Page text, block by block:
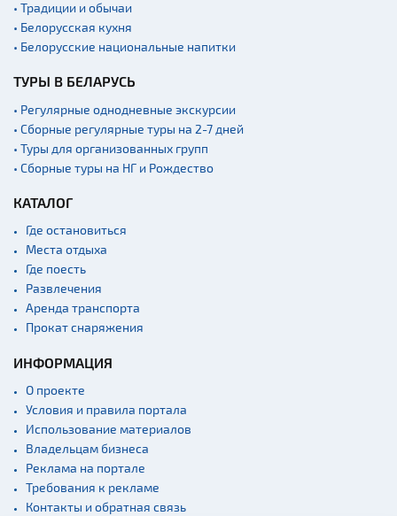
Начало и окончание
экскурсий: г. Минск
Спортивные
вокзалы
Речной транспорт и
причалы
• Традиции и обычаи
• Белорусская кухня
• Белорусские национальные напитки
ТУРЫ В БЕЛАРУСЬ
• Регулярные однодневные экскурсии
• Сборные регулярные туры на 2-7 дней
• Туры для организованных групп
• Сборные туры на НГ и Рождество
КАТАЛОГ
Где остановиться
Места отдыха
Где поесть
Развлечения
Аренда транспорта
Прокат снаряжения
ИНФОРМАЦИЯ
О проекте
Условия и правила портала
Использование материалов
Владельцам бизнеса
Реклама на портале
Требования к рекламе
Контакты и обратная связь